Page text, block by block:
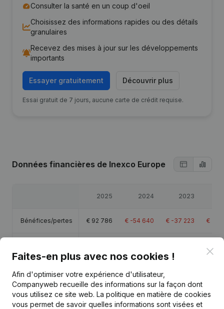
Consulter la santé en un coup d'oeil
Choisissez des informations rapides ou des détails
granulaires
Recevez des mises à jour sur les développements
importants
Essayer gratuitement Découvrir plus
Essai gratuit de 7 jours, aucune carte de crédit requise.
Données financières de Inexco Europe
2025 2024 2023
Bénéfices/pertes € 92 786 € -54 640 € -37 223 €
Marge brute 113 009 €-44 368
Faites-en plus avec nos cookies !
Afin d'optimiser votre expérience d'utilisateur,
Companyweb recueille des informations sur la façon dont
vous utilisez ce site web. La politique en matière de cookies
vous permet de savoir quelles informations sont visées et